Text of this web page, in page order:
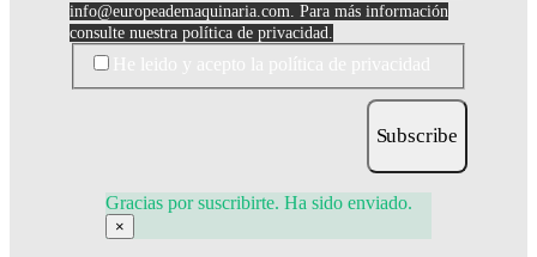
info@europeademaquinaria.com . Para más información
consulte nuestra política de privacidad.
Subscribe
Gracias por suscribirte. Ha sido enviado.
×